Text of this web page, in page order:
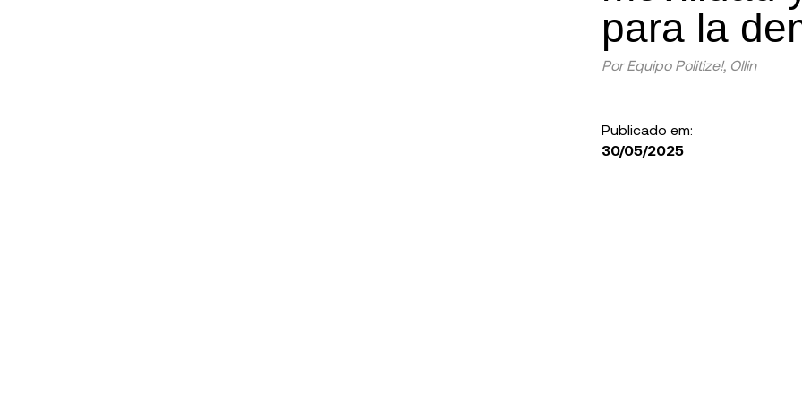
para la
Por Equipo Politize!, Ollin
Publicado em:
30/05/2025